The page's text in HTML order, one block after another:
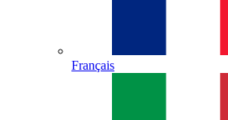
Français